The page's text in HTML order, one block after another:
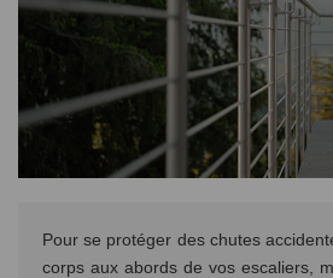
Pour se protéger des chutes
corps aux abords de vos escaliers,